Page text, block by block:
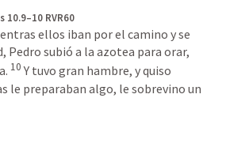
RVR60
ellos iban por el camino y se
Pedro subió a la azotea para orar,
10 Y tuvo gran hambre, y quiso
le preparaban algo, le sobrevino un